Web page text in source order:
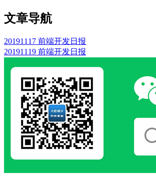
文章导航
20191117 前端开发日报
20191119 前端开发日报